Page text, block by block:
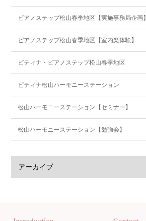
ピアノステップ松山春季地区【実施事務局企画】
ピアノステップ松山春季地区【室内楽体験】
ピティナ・ピアノステップ松山春季地区
ピティナ松山ハーモニーステーション
松山ハーモニーステーション【セミナー】
松山ハーモニーステーション【勉強会】